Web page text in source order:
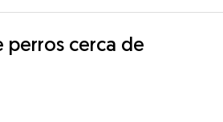
perros cerca de